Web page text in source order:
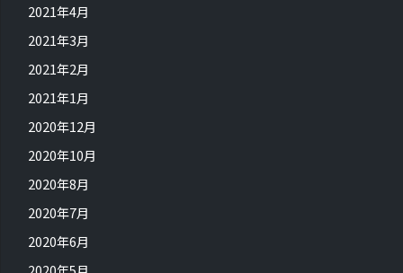
2021年4月
2021年3月
2021年2月
2021年1月
2020年12月
2020年10月
2020年8月
2020年7月
2020年6月